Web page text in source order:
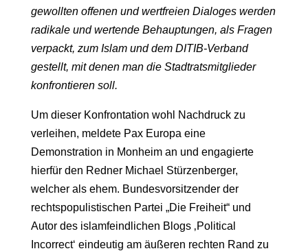
gewollten offenen und wertfreien Dialoges werden
radikale und wertende Behauptungen, als Fragen
verpackt, zum Islam und dem DITIB-Verband
gestellt, mit denen man die Stadtratsmitglieder
konfrontieren soll.
Um dieser Konfrontation wohl Nachdruck zu
verleihen, meldete Pax Europa eine
Demonstration in Monheim an und engagierte
hierfür den Redner Michael Stürzenberger,
welcher als ehem. Bundesvorsitzender der
rechtspopulistischen Partei „Die Freiheit“ und
Autor des islamfeindlichen Blogs ‚Political
Incorrect‘ eindeutig am äußeren rechten Rand zu